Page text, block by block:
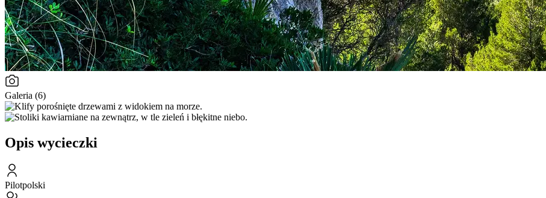
Galeria (6)
Opis wycieczki
Pilotpolski